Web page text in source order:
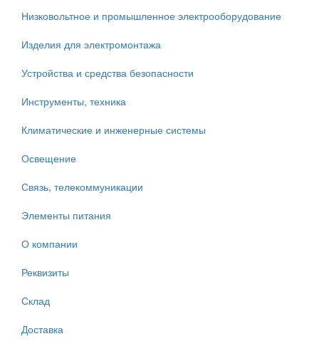
Низковольтное и промышленное электрооборудование
Изделия для электромонтажа
Устройства и средства безопасности
Инструменты, техника
Климатические и инженерные системы
Освещение
Связь, телекоммуникации
Элементы питания
О компании
Реквизиты
Склад
Доставка